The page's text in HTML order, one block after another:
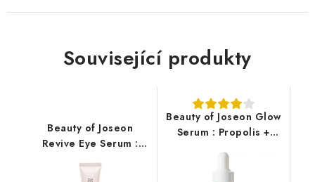
Související produkty
Beauty of Joseon
Revive Eye Serum :
Ginseng + Retinal
30ml
Beauty of Joseon Glow
Serum : Propolis +